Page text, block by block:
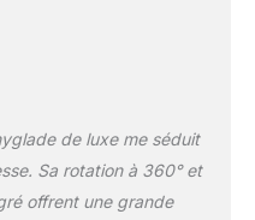
est de 3 x 4 m, ce
en soulevant
Livré avec un
d'instructions
de luxe me séduit
Sa rotation à 360° et
offrent une grande